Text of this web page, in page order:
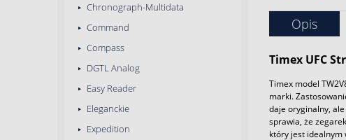
Chronograph-Multidata
Command
Compass
DGTL Analog
Easy Reader
Eleganckie
Expedition
Opis
Timex UFC
Timex model
marki.
daje oryginalny,
sprawia, że
który jest idealnym